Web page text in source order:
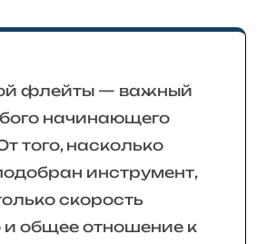
флейты — важный
начинающего
того, насколько
инструмент,
скорость
и общее отношение к